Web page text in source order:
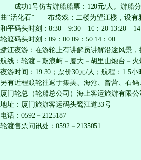
成功1号仿古游船船票：120元/人。游船分
曲“活化石”——布袋戏；二楼为望江楼，设有
和平码头时刻：8:30 9:30 10：20 13:20
轮渡码头时刻：09：00 09：50 14：00
鹭江夜游：在游轮上有讲解员讲解沿途风景，
航线：轮渡－鼓浪屿－厦大－胡里山炮台－
夜游时间：19:30；票价30元/人；航程：1.5小
另有近程渡轮往返于集美、海沧、曾营、石
厦门轮总（轮船总公司）海上客运旅游有限公
地址：厦门旅游客运码头鹭江道33号
电话：0592－2125187
轮渡售票问讯处：0592－2135051